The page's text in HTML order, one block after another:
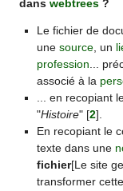
danswebtrees ?
Le fichier de
une source, un
profession...
associé à la
... en recopiant
"Histoire"[2].
En recopiant le
texte dans une
fichier[Le site
transformer cette